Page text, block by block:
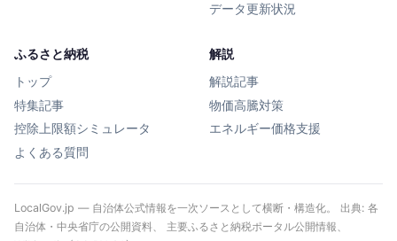
データ更新状況
ふるさと納税
トップ
特集記事
控除上限額シミュレータ
よくある質問
解説
解説記事
物価高騰対策
エネルギー価格支援
LocalGov.jp — 自治体公式情報を一次ソースとして横断・構造化。 出典: 各
自治体・中央省庁の公開資料、 主要ふるさと納税ポータル公開情報、